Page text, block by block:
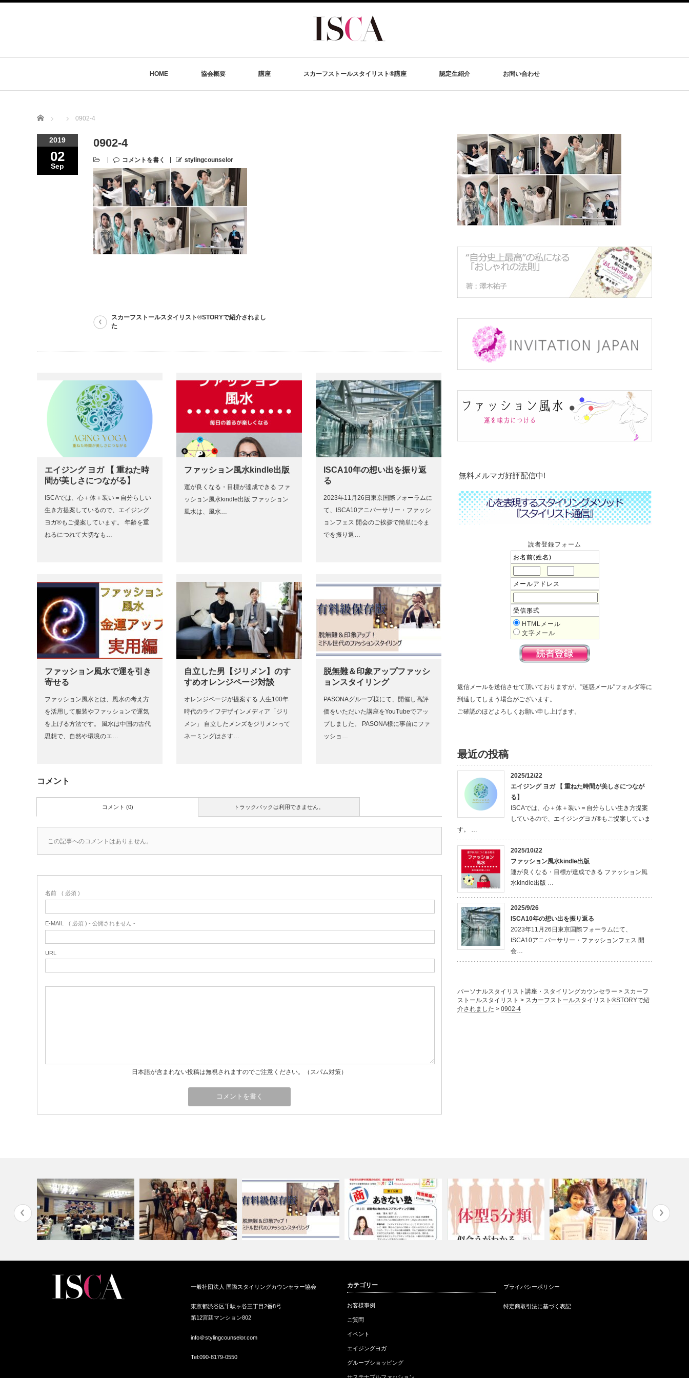
HOME 協会概要 講座 スカーフストールスタイリスト®講座 認定生紹介 お問い合わせ
Home 0902-4
2019
02
Sep
0902-4
コメントを書く stylingcounselor
スカーフストールスタイリスト®STORYで紹介されまし
た
エイジング ヨガ 【 重ねた時
間が美しさにつながる】
ISCAでは、心＋体＋装い＝自分らしい
生き方提案しているので、エイジング
ヨガ®もご提案しています。 年齢を重
ねるにつれて大切なも…
ファッション風水kindle出版
運が良くなる・目標が達成できる ファ
ッション風水kindle出版 ファッション
風水は、風水…
ISCA10年の想い出を振り返
る
2023年11月26日東京国際フォーラムに
て、ISCA10アニバーサリー・ファッシ
ョンフェス 開会のご挨拶で簡単に今ま
でを振り返…
ファッション風水で運を引き
寄せる
ファッション風水とは、風水の考え方
を活用して服装やファッションで運気
を上げる方法です。 風水は中国の古代
思想で、自然や環境のエ…
自立した男【ジリメン】のす
すめオレンジページ対談
オレンジページが提案する 人生100年
時代のライフデザインメディア「ジリ
メン」 自立したメンズをジリメンって
ネーミングはさす…
脱無難＆印象アップファッシ
ョンスタイリング
PASONAグループ様にて、開催し高評
価をいただいた講座をYouTubeでアッ
プしました。 PASONA様に事前にファ
ッショ…
コメント
トラックバックは利用できません。
コメント (0)
この記事へのコメントはありません。
名前 ( 必須 )
E-MAIL ( 必須 ) - 公開されません -
URL
日本語が含まれない投稿は無視されますのでご注意ください。（スパム対策）
無料メルマガ好評配信中!
読者登録フォーム
お名前(姓名)
メールアドレス
受信形式
HTMLメール
文字メール
返信メールを送信させて頂いておりますが、"迷惑メール"フォルダ等に
到達してしまう場合がございます。
ご確認のほどよろしくお願い申し上げます。
最近の投稿
2025/12/22
エイジング ヨガ 【 重ねた時間が美しさにつなが
る】
ISCAでは、心＋体＋装い＝自分らしい生き方提案
しているので、エイジングヨガ®もご提案していま
す。 …
2025/10/22
ファッション風水kindle出版
運が良くなる・目標が達成できる ファッション風
水kindle出版 …
2025/9/26
ISCA10年の想い出を振り返る
2023年11月26日東京国際フォーラムにて、
ISCA10アニバーサリー・ファッションフェス 開
会…
パーソナルスタイリスト講座・スタイリングカウンセラー > スカーフ
ストールスタイリスト > スカーフストールスタイリスト®STORYで紹
介されました > 0902-4
高山商工会女性経営者様にスカ
ーフアレンジ…
ンスタイリン…
の為のセルフ…
似合うがわかるを動画配信！
®札幌初開催…
一般社団法人 国際スタイリングカウンセラー協会
東京都渋谷区千駄ヶ谷三丁目2番8号
第12宮廷マンション802
info＠stylingcounselor.com
Tel:090-8179-0550
カテゴリー
お客様事例
ご質問
イベント
エイジングヨガ
グループショッピング
プライバシーポリシー
特定商取引法に基づく表記